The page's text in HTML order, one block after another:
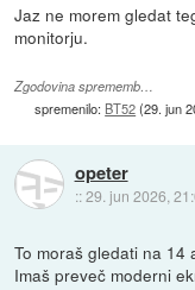
Jaz ne morem gledat
monitorju.
Zgodovina sprememb…
spremenilo: BT52(29. jun
opeter
::29. jun 2026,
To moraš gledati na 14
Imaš preveč moderni